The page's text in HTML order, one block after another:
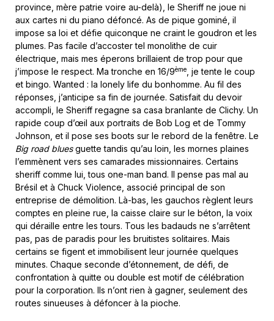
province, mère patrie voire au-delà), le Sheriff ne joue ni
aux cartes ni du piano défoncé. As de pique gominé, il
impose sa loi et défie quiconque ne craint le goudron et les
plumes. Pas facile d’accoster tel monolithe de cuir
électrique, mais mes éperons brillaient de trop pour que
j’impose le respect. Ma tronche en 16/9ème
, je tente le coup
et bingo. Wanted : la lonely life du bonhomme. Au fil des
réponses, j’anticipe sa fin de journée. Satisfait du devoir
accompli, le Sheriff regagne sa casa branlante de Clichy. Un
rapide coup d’œil aux portraits de Bob Log et de Tommy
Johnson, et il pose ses boots sur le rebord de la fenêtre. Le
Big road bluesguette tandis qu’au loin, les mornes plaines
l’emmènent vers ses camarades missionnaires. Certains
sheriff comme lui, tous one-man band. Il pense pas mal au
Brésil et à Chuck Violence, associé principal de son
entreprise de démolition. Là-bas, les gauchos règlent leurs
comptes en pleine rue, la caisse claire sur le béton, la voix
qui déraille entre les tours. Tous les badauds ne s’arrêtent
pas, pas de paradis pour les bruitistes solitaires. Mais
certains se figent et immobilisent leur journée quelques
minutes. Chaque seconde d’étonnement, de défi, de
confrontation à quitte ou double est motif de célébration
pour la corporation. Ils n’ont rien à gagner, seulement des
routes sinueuses à défoncer à la pioche.